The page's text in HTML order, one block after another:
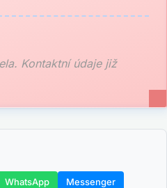
Kontaktní údaje již
WhatsApp
Messenger